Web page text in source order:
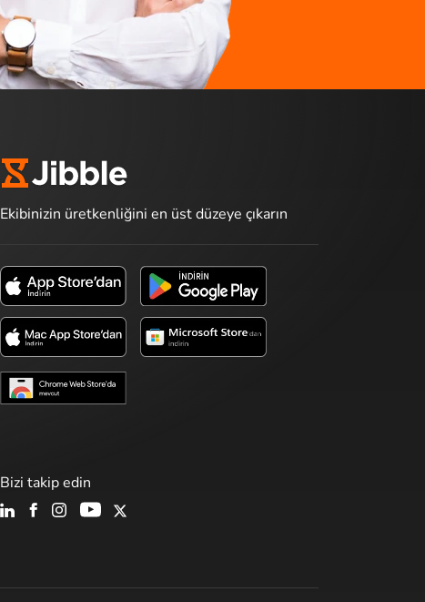
Ekibinizin üretkenliğini en üst düzeye çıkarın
Bizi takip edin